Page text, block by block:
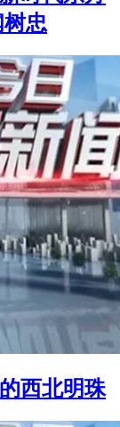
忠
西北明珠